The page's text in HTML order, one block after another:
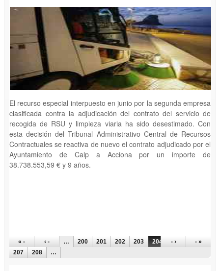
El recurso especial interpuesto en junio por la segunda empresa
clasificada contra la adjudicación del contrato del servicio de
recogida de RSU y limpieza viaria ha sido desestimado. Con
esta decisión del Tribunal Administrativo Central de Recursos
Contractuales se reactiva de nuevo el contrato adjudicado por el
Ayuntamiento de Calp a Acciona por un importe de
38.738.553,59 € y 9 años.
PÁGINAS
« - ‹ - … 200 201 202 203 204 205
206
207
208 …
- › - »